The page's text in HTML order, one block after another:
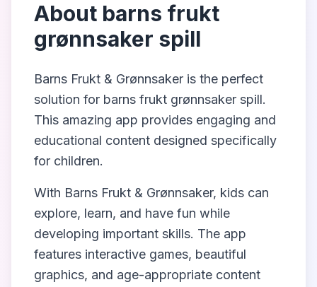
About barns frukt
grønnsaker spill
Barns Frukt & Grønnsaker is the perfect
solution for barns frukt grønnsaker spill.
This amazing app provides engaging and
educational content designed specifically
for children.
With Barns Frukt & Grønnsaker, kids can
explore, learn, and have fun while
developing important skills. The app
features interactive games, beautiful
graphics, and age-appropriate content